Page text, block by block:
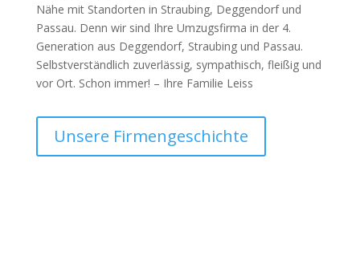
Nähe mit Standorten in Straubing, Deggendorf und
Passau. Denn wir sind Ihre Umzugsfirma in der 4.
Generation aus Deggendorf, Straubing und Passau.
Selbstverständlich zuverlässig, sympathisch, fleißig und
vor Ort. Schon immer! – Ihre Familie Leiss
Unsere Firmengeschichte